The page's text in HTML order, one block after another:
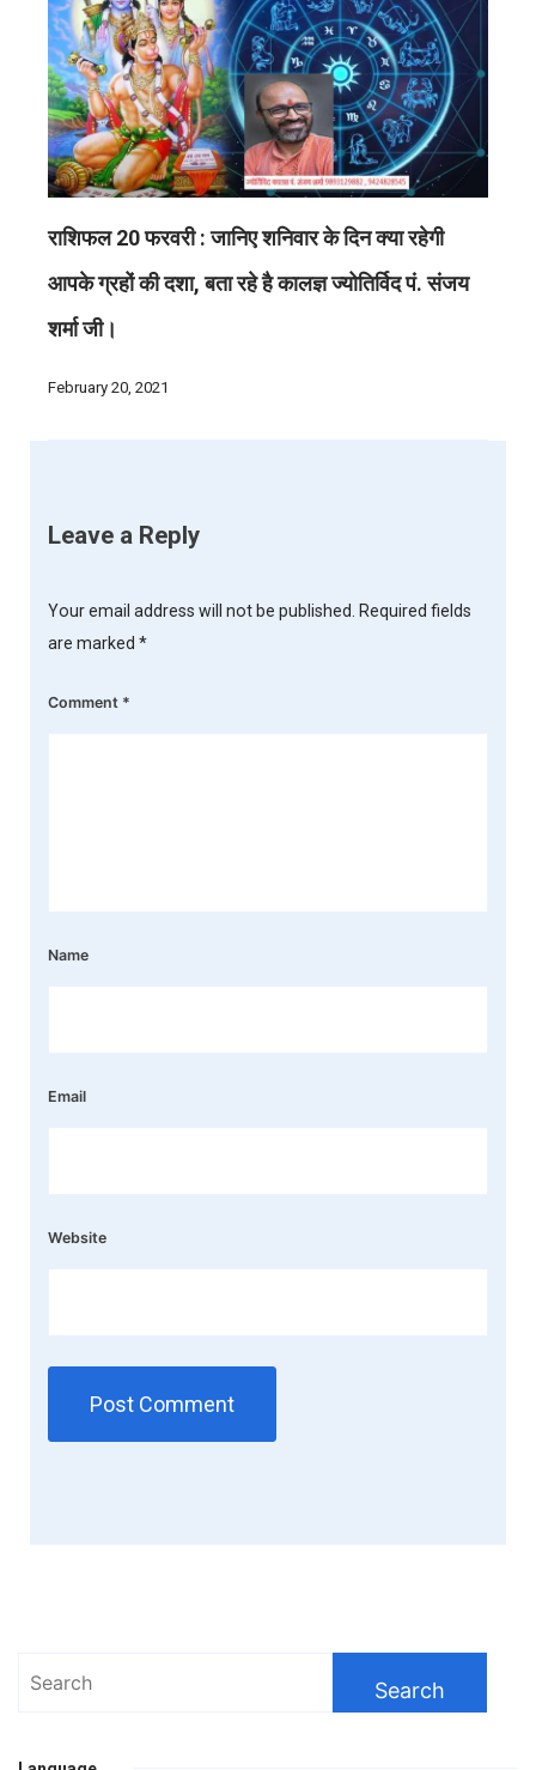
राशिफल 20 फरवरी : जानिए शनिवार के दिन क्या रहेगी
आपके ग्रहों की दशा, बता रहे है कालज्ञ ज्योतिर्विद पं. संजय
शर्मा जी।
February 20, 2021
Leave a Reply
Your email address will not be published.
Required fields
are marked *
Comment *
Name
Email
Website
Search